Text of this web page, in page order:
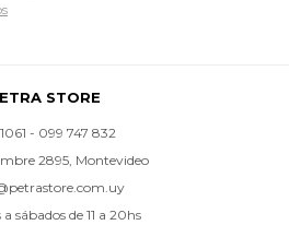
STORE
- 099 747 832
2895, Montevideo
sábados de 11 a 20hs